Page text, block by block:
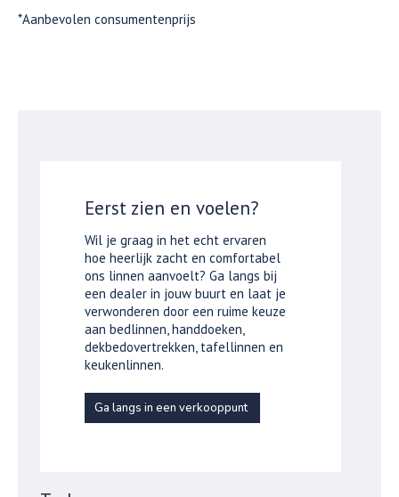
*Aanbevolen consumentenprijs
Eerst zien en voelen?
Wil je graag in het echt ervaren
hoe heerlijk zacht en comfortabel
ons linnen aanvoelt? Ga langs bij
een dealer in jouw buurt en laat je
verwonderen door een ruime keuze
aan bedlinnen, handdoeken,
dekbedovertrekken, tafellinnen en
keukenlinnen.
Ga langs in een verkooppunt